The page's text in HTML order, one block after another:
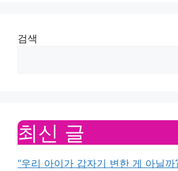
검색
최신 글
“우리 아이가 갑자기 변한 게 아닐까